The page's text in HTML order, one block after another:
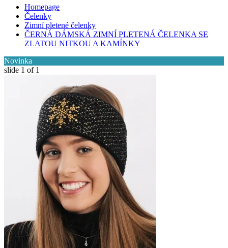
Homepage
Čelenky
Zimní pletené čelenky
ČERNÁ DÁMSKÁ ZIMNÍ PLETENÁ ČELENKA SE
ZLATOU NITKOU A KAMÍNKY
Novinka
slide 1 of 1